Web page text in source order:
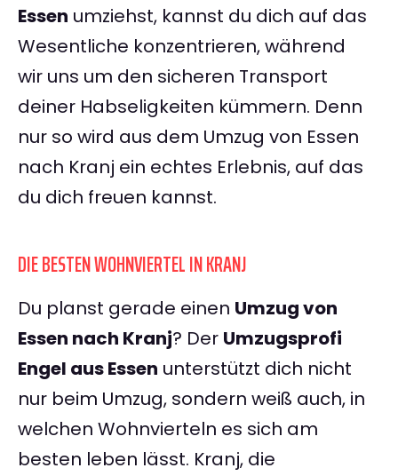
Essen umziehst, kannst du dich auf das
Wesentliche konzentrieren, während
wir uns um den sicheren Transport
deiner Habseligkeiten kümmern. Denn
nur so wird aus dem Umzug von Essen
nach Kranj ein echtes Erlebnis, auf das
du dich freuen kannst.
DIE BESTEN WOHNVIERTEL IN KRANJ
Du planst gerade einen Umzug von
Essen nach Kranj? Der Umzugsprofi
Engel aus Essen unterstützt dich nicht
nur beim Umzug, sondern weiß auch, in
welchen Wohnvierteln es sich am
besten leben lässt. Kranj, die